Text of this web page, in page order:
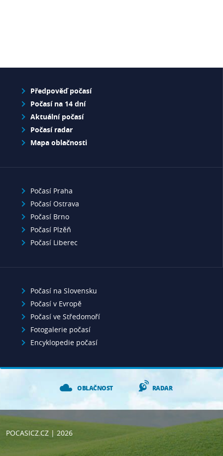
Předpověď počasí
Počasí na 14 dní
Aktuální počasí
Počasí radar
Mapa oblačnosti
Počasí Praha
Počasí Ostrava
Počasí Brno
Počasí Plzěň
Počasí Liberec
Počasí na Slovensku
Počasí v Evropě
Počasí ve Středomoří
Fotogalerie počasí
Encyklopedie počasí
OBLAČNOST RADAR
POCASICZ.CZ| 2026